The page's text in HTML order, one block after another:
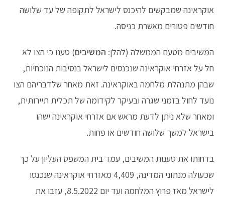
אוקראינה שמבקשים להיכנס לישראל לתקופה של עד שלושה
חודשים פטורים מאשרת כניסה.
המשיבים מטעם הממשלה (להלן: המשיבים) טענו כי הצו לא
חל על אזרחי אוקראינה שנכנסים לישראל בנסיבות הנוכחיות,
שבהן מתנהלת מלחמה באוקראינה. זאת מאחר שלדבריהם הצו
נועד לחול בזמני שגרה ובעיקר לקידומה של תכלית תיירותית,
ומאחר שלא ניתן לדעת מראש אם אזרחי אוקראינה ישהו
בישראל למשך שלושה חודשים או פחות.
בדחותו את טענות המשיבים, עמד בית המשפט העליון על כך
שכעולה מנתוני המדינה, 4,409 מאזרחי אוקראינה שנכנסו
לישראל מאז פרוץ המלחמה ועד יום 8.5.2022, עזבו את